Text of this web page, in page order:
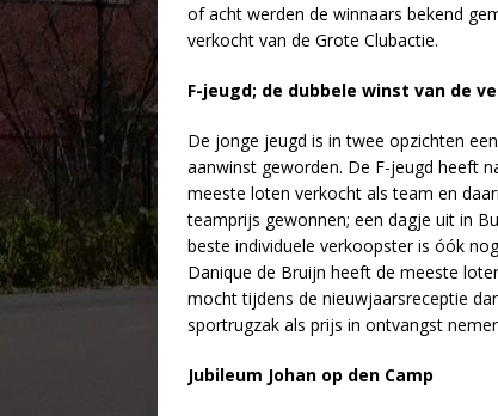
of acht werden de winnaars bekend
verkocht van de Grote Clubactie.
F-jeugd; de dubbele winst van de
De jonge jeugd is in twee opzichten
aanwinst geworden. De F-jeugd heeft
meeste loten verkocht als team en
teamprijs gewonnen; een dagje uit in
beste individuele verkoopster is óók
Danique de Bruijn heeft de meeste
mocht tijdens de nieuwjaarsreceptie
sportrugzak als prijs in ontvangst
Jubileum Johan op den Camp